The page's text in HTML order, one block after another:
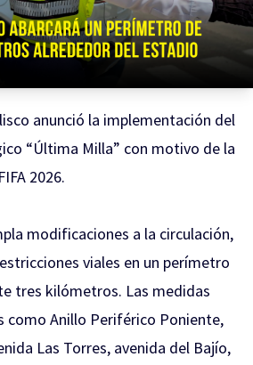
anunció la implementación del
“Última Milla” con motivo de la
2026.
modificaciones a la circulación,
viales en un perímetro
tres kilómetros. Las medidas
como Anillo Periférico Poniente,
Las Torres, avenida del Bajío,